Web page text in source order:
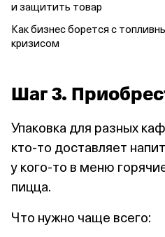
и защитить товар
Как бизнес борется с
кризисом
Шаг 3.
Упаковка для разных
кто‑то доставляет
у кого‑то в меню
пицца.
Что нужно чаще всего: